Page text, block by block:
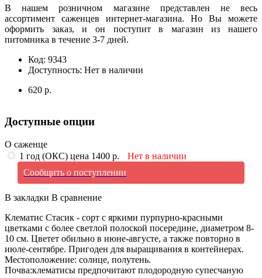
В нашем розничном магазине представлен не весь
ассортимент саженцев интернет-магазина. Но Вы можете
оформить заказ, и он поступит в магазин из нашего
питомника в течение 3-7 дней.
Код: 9343
Доступность: Нет в наличии
620 р.
Доступные опции
О саженце
1 год (ОКС) цена 1400 р.
Нет в наличии
Сообщить о поступлении
В закладки В сравнение
Клематис Стасик - сорт с яркими пурпурно-красными
цветками с более светлой полоской посередине, диаметром 8-
10 см. Цветет обильно в июне-августе, а также повторно в
июле-сентябре. Пригоден для выращивания в контейнерах.
Местоположение: солнце, полутень.
Почва:клематисы предпочитают плодородную супесчаную